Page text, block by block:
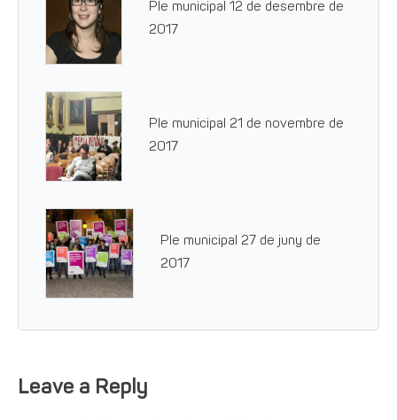
Ple municipal 12 de desembre de
2017
Ple municipal 21 de novembre de
2017
Ple municipal 27 de juny de
2017
Leave a Reply